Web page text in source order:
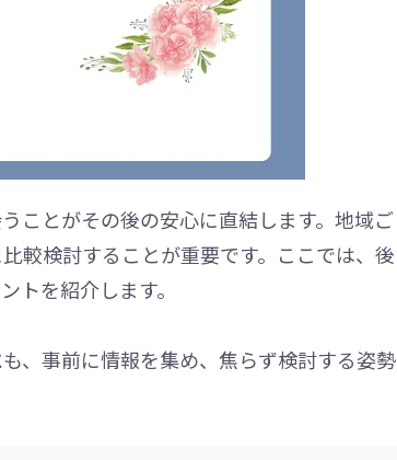
ことがその後の安心に直結します。地域ご
較検討することが重要です。ここでは、後
トを紹介します。
も、事前に情報を集め、焦らず検討する姿勢